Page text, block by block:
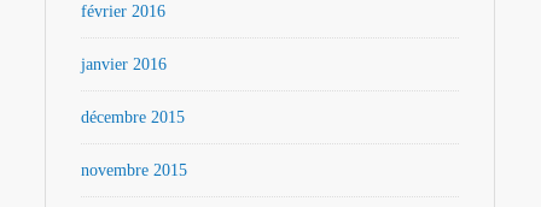
février 2016
janvier 2016
décembre 2015
novembre 2015